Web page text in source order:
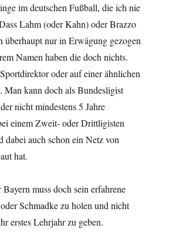
im deutschen Fußball, die ich nie
Lahm (oder Kahn) oder Brazzo
überhaupt nur in Erwägung gezogen
Namen haben die doch nichts.
oder auf einer ähnlichen
Man kann doch als Bundesligist
nicht mindestens 5 Jahre
einem Zweit- oder Drittligisten
dabei auch schon ein Netz von
hat.
muss doch sein erfahrene
Schmadke zu holen und nicht
erstes Lehrjahr zu geben.